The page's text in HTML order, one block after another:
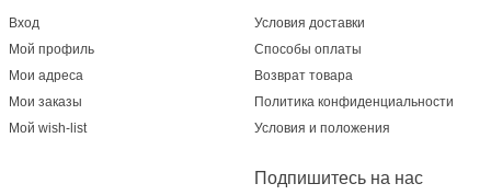
Условия доставки
Способы оплаты
Возврат товара
Политика конфиденциальности
Условия и положения
Вход
Мой профиль
Мои адреса
Мои заказы
Мой wish-list
Подпишитесь на нас